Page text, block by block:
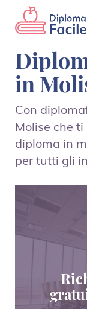
in
Con
Molise che
diploma in
per tutti gli